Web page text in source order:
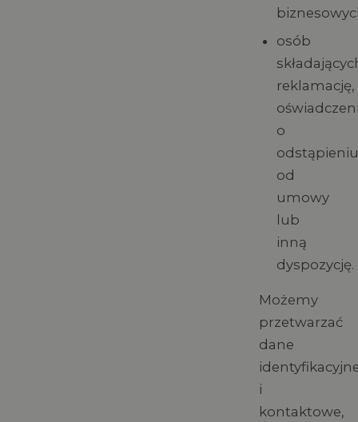
osób
reklamację,
o
od
umowy
lub
inną
dyspozycję.
Możemy
przetwarzać
dane
i
kontaktowe,